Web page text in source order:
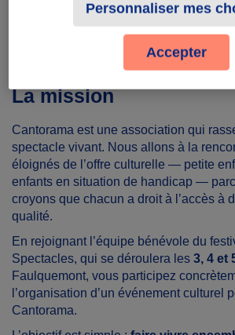
La mission
Cantorama est une association qui
spectacle vivant. Nous allons à la
éloignés de l’offre culturelle — petite
enfants en situation de handicap —
croyons que chacun a droit à l’accès à
qualité.
En rejoignant l’équipe bénévole du
Spectacles, qui se déroulera les 3, 4 et
Faulquemont, vous participez
l’organisation d’un événement culturel
Cantorama.
Personnaliser mes
Accepter